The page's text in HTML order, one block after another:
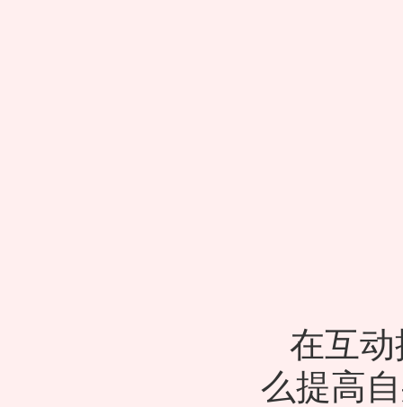
在互
么提高